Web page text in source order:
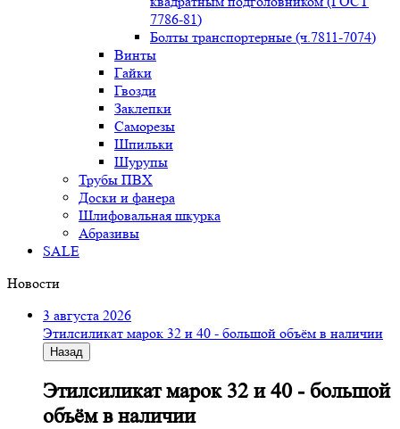
7786-81)
Болты транспортерные (ч.7811-7074)
Винты
Гайки
Гвозди
Заклепки
Саморезы
Шпильки
Шурупы
Трубы ПВХ
Доски и фанера
Шлифовальная шкурка
Абразивы
SALE
Новости
3 августа 2026
Этилсиликат марок 32 и 40 - большой объём в наличии
Назад
Этилсиликат марок 32 и 40 - большой
объём в наличии